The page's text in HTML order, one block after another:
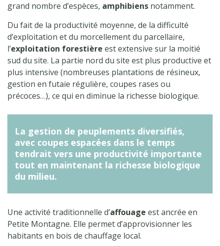
grand nombre d’espèces, amphibiens notamment.
Du fait de la productivité moyenne, de la difficulté
d’exploitation et du morcellement du parcellaire,
l’exploitation forestière est extensive sur la moitié
sud du site. La partie nord du site est plus productive et
plus intensive (nombreuses plantations de résineux,
gestion en futaie régulière, coupes rases ou
précoces…), ce qui en diminue la richesse biologique.
La gestion de peuplements diversifiés,
avec coupes espacées dans le temps
tendrait vers une productivité importante
tout en maintenant la richesse biologique
du milieu.
Une activité traditionnelle d’affouage est ancrée en
Petite Montagne. Elle permet d’approvisionner les
habitants en bois de chauffage local.